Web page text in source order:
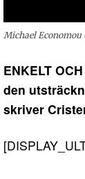
Michael
ENKELT
den
skriver